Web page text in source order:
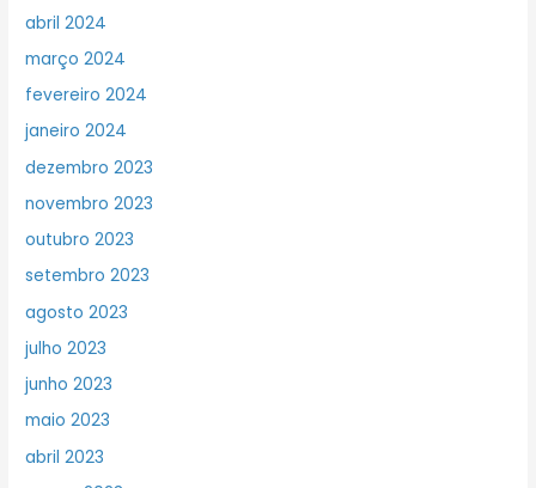
abril 2024
março 2024
fevereiro 2024
janeiro 2024
dezembro 2023
novembro 2023
outubro 2023
setembro 2023
agosto 2023
julho 2023
junho 2023
maio 2023
abril 2023